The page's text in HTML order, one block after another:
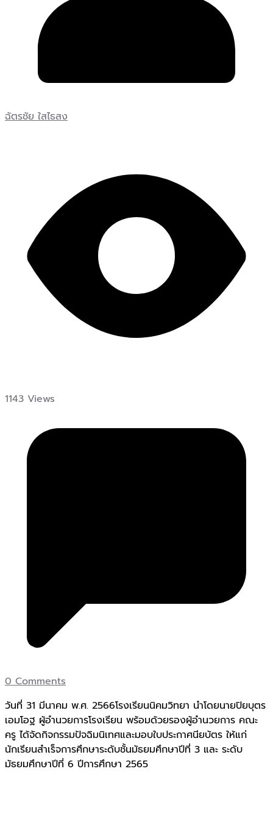
ฉัตรชัย ใสไธสง
1143 Views
0 Comments
วันที่ 31 มีนาคม พ.ศ. 2566โรงเรียนนิคมวิทยา นำโดยนายปิยบุตร
เอมโอฐ ผู้อำนวยการโรงเรียน พร้อมด้วยรองผู้อำนวยการ คณะ
ครู ได้จัดกิจกรรมปัจฉิมนิเทศและมอบใบประกาศนียบัตร ให้แก่
นักเรียนสำเร็จการศึกษาระดับชั้นมัธยมศึกษาปีที่ 3 และ ระดับ
มัธยมศึกษาปีที่ 6 ปีการศึกษา 2565